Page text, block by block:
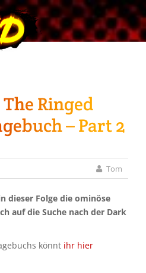
Ringed
– Part 2
Tom
dieser Folge die ominöse
auf die Suche nach der Dark
könnt ihr hier